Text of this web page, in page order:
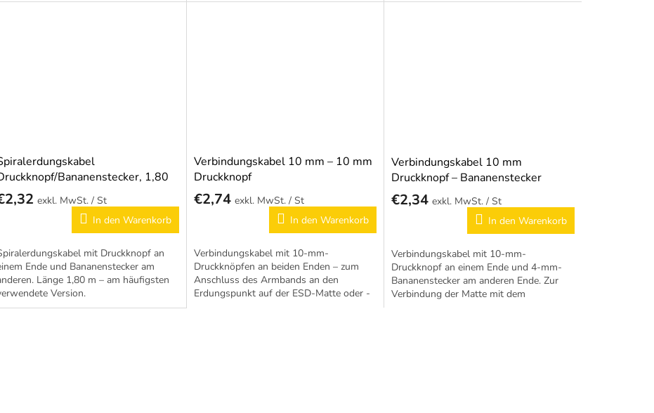
Bananenstecker, 1,80
/ St
In den Warenkorb
mit Druckknopf an
Ende und Bananenstecker am
Länge 1,80 m – am häufigsten
Version.
Verbindungskabel 10 mm – 10 mm
Druckknopf
€2,74
/ St
In den Warenkorb
Verbindungskabel mit 10-mm-
Druckknöpfen an beiden Enden – zum
Anschluss des Armbands an den
Erdungspunkt auf der ESD-Matte oder -
Verbindungskabel 10 mm
Druckknopf – Bananenstecker
€2,34
/ St
In den Warenkorb
Verbindungskabel mit 10-mm-
Druckknopf an einem Ende und 4-mm-
Bananenstecker am anderen Ende. Zur
Verbindung der Matte mit dem